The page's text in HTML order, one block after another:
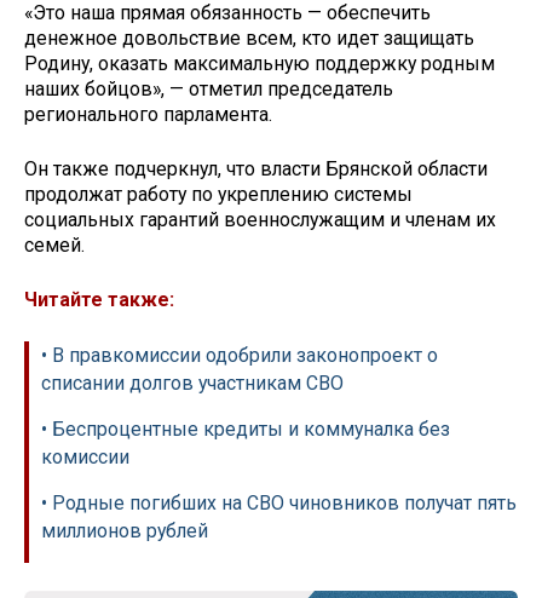
«Это наша прямая обязанность — обеспечить
денежное довольствие всем, кто идет защищать
Родину, оказать максимальную поддержку родным
наших бойцов», — отметил председатель
регионального парламента.
Он также подчеркнул, что власти Брянской области
продолжат работу по укреплению системы
социальных гарантий военнослужащим и членам их
семей.
Читайте также:
• В правкомиссии одобрили законопроект о
списании долгов участникам СВО
• Беспроцентные кредиты и коммуналка без
комиссии
• Родные погибших на СВО чиновников получат пять
миллионов рублей